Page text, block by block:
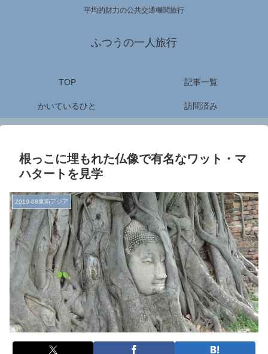
平均的財力の公共交通機関旅行
ふつうの一人旅行
TOP 記事一覧
かいているひと 訪問済み
根っこに埋もれた仏像で有名なワット・マ
ハタートを見学
2019-08東南アジア